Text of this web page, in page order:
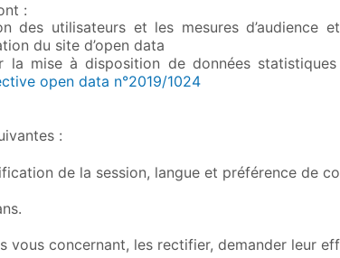
:
des utilisateurs et les mesures
du site d’open data
la mise à disposition de données
open data n°2019/1024
:
de la session, langue et préférence de
vous concernant, les rectifier, demander leur